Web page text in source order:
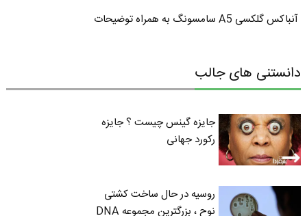
آنباکس گلکسی A5 سامسونگ به همراه توضیحات
دانستنی های جالب
جایزه گینس چیست ؟ جایزه
رکورد جهانی
روسیه در حال ساخت کشتی
نوح ، بزرگترین مجموعه DNA